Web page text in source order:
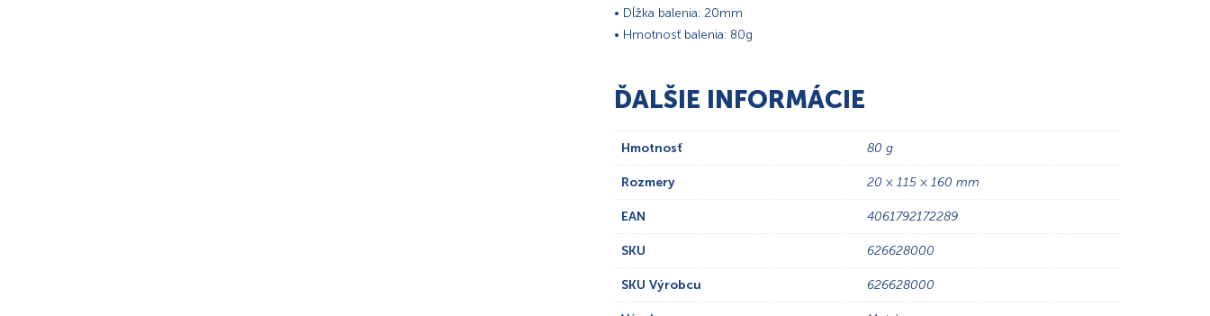
• Dĺžka balenia: 20mm
• Hmotnosť balenia: 80g
ĎALŠIE INFORMÁCIE
Hmotnosť 80 g
Rozmery 20 × 115 × 160 mm
EAN 4061792172289
SKU 626628000
SKU Výrobcu 626628000